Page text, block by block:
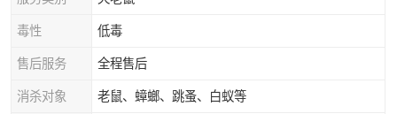
毒性 低毒
售后服务 全程售后
消杀对象 老鼠、蟑螂、跳蚤、白蚁等